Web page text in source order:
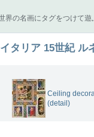
界の名画にタグをつけて遊
イタリア 15世紀 ル
Ceiling
(detail)